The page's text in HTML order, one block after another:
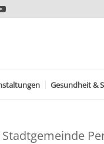
Gesundheit &